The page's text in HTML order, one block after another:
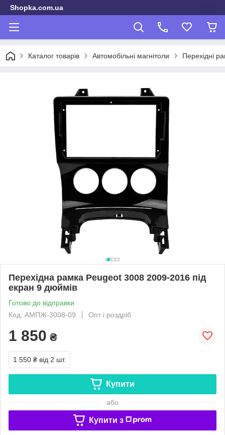
Shopka.com.ua
Каталог товарів Автомобільні магнітоли Перехідні
Перехідна рамка Peugeot 3008 2009-2016 під
екран 9 дюймів
Готово до відправки
Код: АМПЖ-3008-09
Опт і роздріб
1 850 ₴
1 550 ₴ від 2 шт.
Купити
або
Купити з